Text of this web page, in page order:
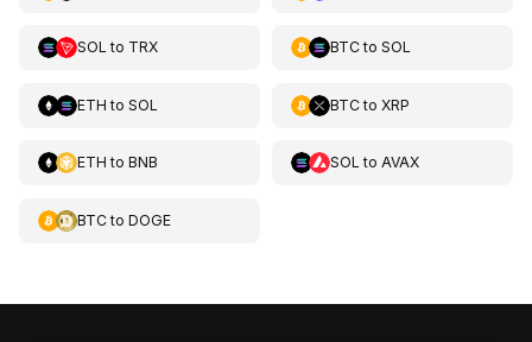
SOL to TRX BTCto SOL
ETH to SOL BTCto XRP
ETH to BNB SOL to AVAX
BTCto DOGE